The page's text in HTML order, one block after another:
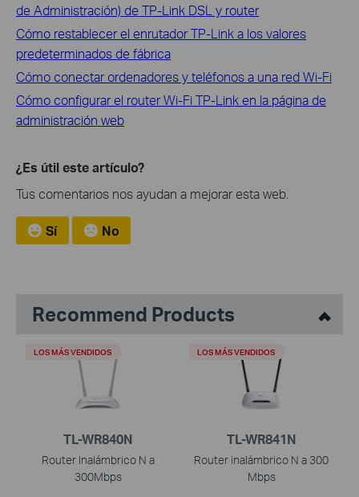
de Administración) de TP-Link DSL y router
Cómo restablecer el enrutador TP-Link a los valores
predeterminados de fábrica
Cómo conectar ordenadores y teléfonos a una red Wi-Fi
Cómo configurar el router Wi-Fi TP-Link en la página de
administración web
¿Es útil este artículo?
Tus comentarios nos ayudan a mejorar esta web.
Sí No
Recommend Products
TL-WR840N
Router Inalámbrico N a
300Mbps
LOS MÁS VENDIDOS
TL-WR841N
Router inalámbrico N a 300
Mbps
LOS MÁS VENDIDOS